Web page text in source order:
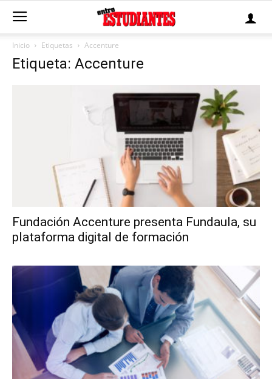
Inicio Etiquetas Accenture
Etiqueta: Accenture
Fundación Accenture presenta Fundaula, su
plataforma digital de formación